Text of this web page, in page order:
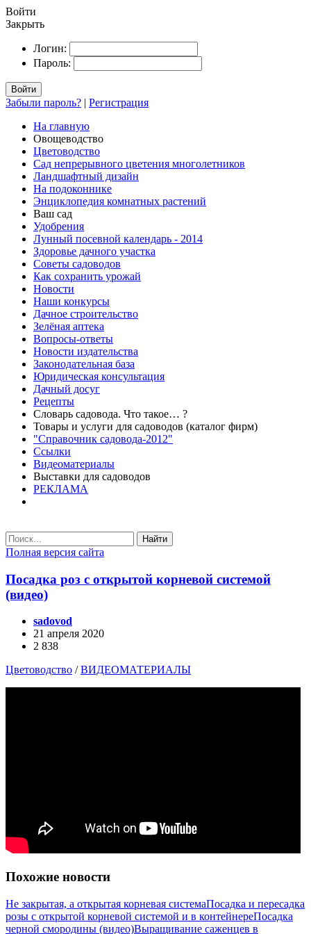
Войти
Закрыть
Логин:
Пароль:
Войти
Забыли пароль? | Регистрация
На главную
Овощеводство
Цветоводство
Сад непрерывного цветения многолетников
Ландшафтный дизайн
На подоконнике
Энциклопедия комнатных растений
Ваш сад
Удобрения
Лунный посевной календарь - 2014
Здоровье дачного участка
Советы садоводов
Как сохранить урожай
Новости
Наши конкурсы
Дачное строительство
Зелёная аптека
Вопросы-ответы
Новости издательства
Законодательная база
Юридическая консультация
Дачный досуг
Рецепты
Словарь садовода. Что такое… ?
Товары и услуги для садоводов (каталог фирм)
"Справочник садовода-2012"
Ссылки
Видеоматериалы
Выставки для садоводов
РЕКЛАМА
Найти
Полная версия сайта
Посадка роз с открытой корневой системой
(видео)
sadovod
21 апреля 2020
2 838
Цветоводство /ВИДЕОМАТЕРИАЛЫ
Похожие новости
Не закрытая, а открытая корневая системаПосадка и пересадка
розы с открытой корневой системой и в контейнереПосадка
черной смородины (видео)Выращивание саженцев в